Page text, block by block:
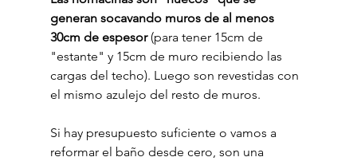
generan socavando muros de al menos
30cm de espesor (para tener 15cm de
"estante" y 15cm de muro recibiendo las
cargas del techo). Luego son revestidas con
el mismo azulejo del resto de muros.
Si hay presupuesto suficiente o vamos a
reformar el baño desde cero, son una